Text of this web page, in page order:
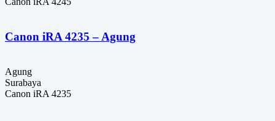
Canon iRA 4235 – Agung
Agung
Surabaya
Canon iRA 4235